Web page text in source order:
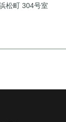
松町 304号室